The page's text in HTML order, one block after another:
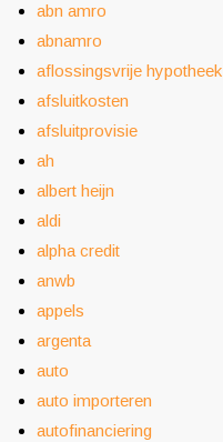
abn amro
abnamro
aflossingsvrije hypotheek
afsluitkosten
afsluitprovisie
ah
albert heijn
aldi
alpha credit
anwb
appels
argenta
auto
auto importeren
autofinanciering